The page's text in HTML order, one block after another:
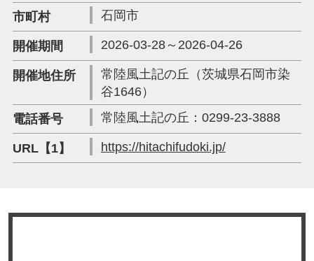
市町村 石岡市
開催期間 2026-03-28～2026-04-26
開催地住所
常陸風土記の丘（茨城県石岡市染
谷1646）
電話番号
常陸風土記の丘：0299-23-3888
URL【1】 https://hitachifudoki.jp/